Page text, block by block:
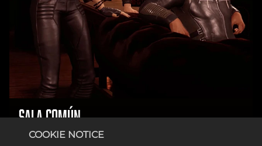
SALA COMÚN
LEER MÁS
COOKIE NOTICE